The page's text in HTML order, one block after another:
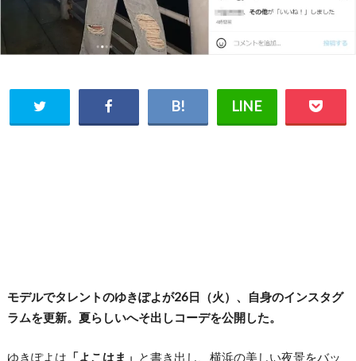
モデルでタレントのゆきぽよが26日（火）、自身のインスタグ
ラムを更新。夏らしいへそ出しコーデを公開した。
ゆきぽよは 「よこはま」 と書き出し、横浜の美しい夜景をバッ